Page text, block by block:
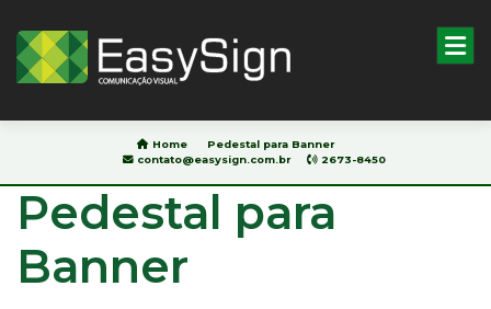
HOME
NÓS
Home
Pedestal para Banner
contato@easysign.com.br
2673-8450
Pedestal para
Banner